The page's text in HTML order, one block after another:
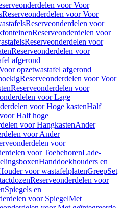
voor Voor
Reserveonderdelen voor Voor
Reserveonderdelen voor
Reserveonderdelen voor
Reserveonderdelen voor
Reserveonderdelen voor
afgerond
opzetwastafel afgerond
Reserveonderdelen voor Voor
Reserveonderdelen voor
voor Lage
voor Hoge kastenHalf
Half hoge
voor HangkastenAnder
voor Ander
voor
voor ToebehorenLade-
Handdoekhouders en
voor wastafelplatenGreepSet
Reserveonderdelen voor
Spiegels en
voor SpiegelMet